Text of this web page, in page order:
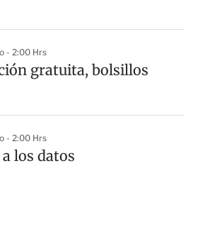
- 2:00 Hrs
gratuita, bolsillos
- 2:00 Hrs
los datos